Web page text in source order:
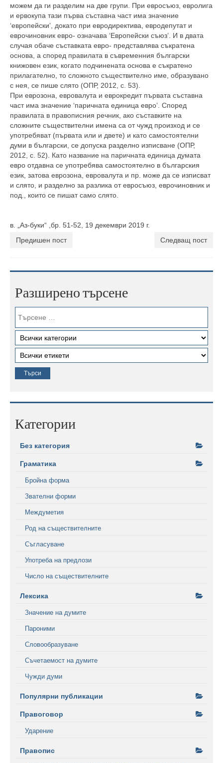
можем да ги разделим на две групи. При евросъюз, евролига
и ервокупа тази първа съставна част има значение
‘европейски’, докато при евродиректива, евродепутат и
еврочиновник евро- означава ‘Европейски съюз’. И в двата
случая обаче съставката евро- представлява съкратена
основа, а според правилата в съвременния български
книжовен език, когато подчинената основа е съкратено
прилагателно, то сложното съществително име, образувано
с нея, се пише слято (ОПР, 2012, с. 53).
При еврозона, евровалута и еврокредит първата съставна
част има значение ‘паричната единица евро’. Според
правилата в правописния речник, ако съставките на
сложните съществителни имена са от чужд произход и се
употребяват (първата или и двете) и като самостоятелни
думи в български, се допуска разделно изписване (ОПР,
2012, с. 52). Като название на паричната единица думата
евро отдавна се употребява самостоятелно в българския
език, затова еврозона, евровалута и пр. може да се изписват
и слято, и разделно за разлика от евросъюз, еврочиновник и
под., които се пишат само слято.
в. „Аз-буки“ ,бр. 51-52, 19 декември 2019 г.
Предишен пост
Следващ пост
Разширено търсене
Категории
Без категория
Граматика
Бройна форма
Звателни форми
Междуметия
Род на съществителните
Съгласуване
Употреба на предлози
Число на съществителните
Лексика
Значение на думите
Пароними
Словообразуване
Съчетаемост на думите
Чужди думи
Популярни публикации
Правоговор
Ударение
Правопис